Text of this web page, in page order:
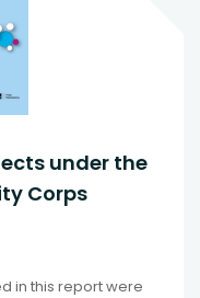
under the
Corps
in this report were